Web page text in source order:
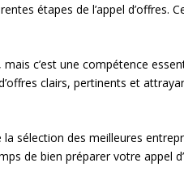
étapes de l’appel d’offres.
c’est une compétence
clairs, pertinents et
la sélection des meilleures
de bien préparer votre appel